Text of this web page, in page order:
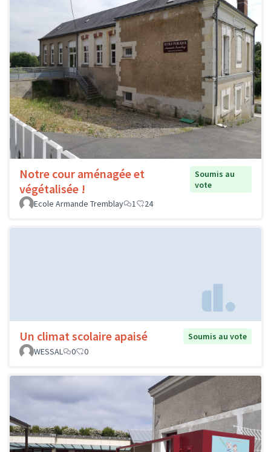
Notre cour aménagée et
végétalisée !
Soumis au
vote
Ecole Armande Tremblay
1 24
Un climat scolaire apaisé
Soumis au vote
WESSAL
0 0